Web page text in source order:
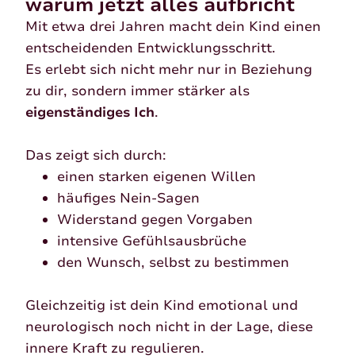
Mit etwa drei Jahren macht dein Kind einen
entscheidenden Entwicklungsschritt.
Es erlebt sich nicht mehr nur in Beziehung
zu dir, sondern immer stärker als
eigenständiges Ich.
Das zeigt sich durch:
einen starken eigenen Willen
häufiges Nein-Sagen
Widerstand gegen Vorgaben
intensive Gefühlsausbrüche
den Wunsch, selbst zu bestimmen
Gleichzeitig ist dein Kind emotional und
neurologisch noch nicht in der Lage, diese
innere Kraft zu regulieren.